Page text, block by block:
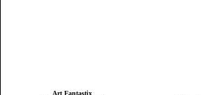
Art Fantastix